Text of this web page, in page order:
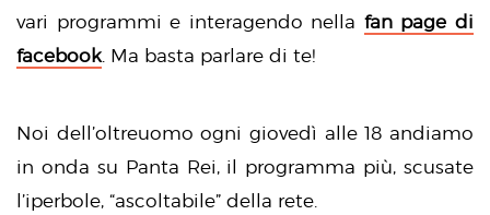
vari programmi e interagendo nella fan page di
facebook. Ma basta parlare di te!
Noi dell’oltreuomo ogni giovedì alle 18 andiamo
in onda su Panta Rei, il programma più, scusate
l’iperbole, “ascoltabile” della rete.